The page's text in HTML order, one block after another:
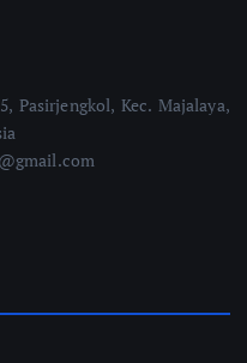
Pasirjengkol, Kec. Majalaya,